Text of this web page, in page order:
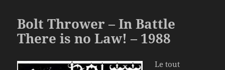
Bolt Thrower – In Battle
There is no Law! – 1988
Le tout